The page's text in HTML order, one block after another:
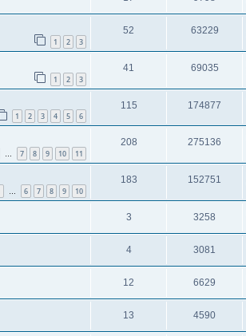
1 2 3
52 63229
1 2 3
41 69035
1 2 3 4 5 6
115 174877
… 7 8 9 10 11
208 275136
… 6 7 8 9 10
183 152751
3 3258
4 3081
12 6629
13 4590